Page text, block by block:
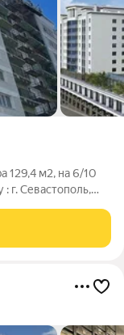
129,4 м2, на 6/10
г. Севастополь,